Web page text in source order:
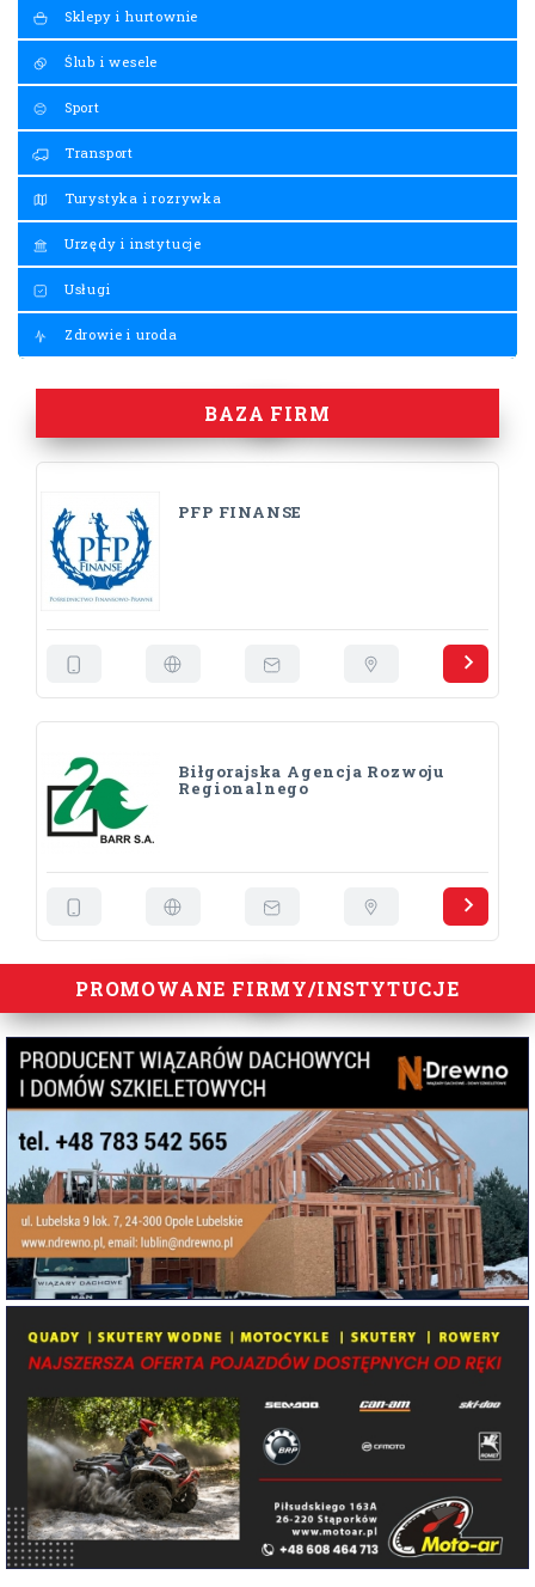
Sklepy i hurtownie
Ślub i wesele
Sport
Transport
Turystyka i rozrywka
Urzędy i instytucje
Usługi
Zdrowie i uroda
BAZA FIRM
PFP FINANSE
Biłgorajska Agencja Rozwoju
Regionalnego
PROMOWANE FIRMY/INSTYTUCJE